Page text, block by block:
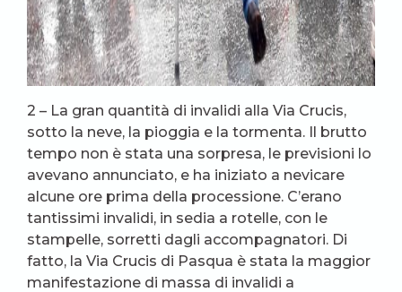
2 – La gran quantità di invalidi alla Via Crucis,
sotto la neve, la pioggia e la tormenta. Il brutto
tempo non è stata una sorpresa, le previsioni lo
avevano annunciato, e ha iniziato a nevicare
alcune ore prima della processione. C’erano
tantissimi invalidi, in sedia a rotelle, con le
stampelle, sorretti dagli accompagnatori. Di
fatto, la Via Crucis di Pasqua è stata la maggior
manifestazione di massa di invalidi a